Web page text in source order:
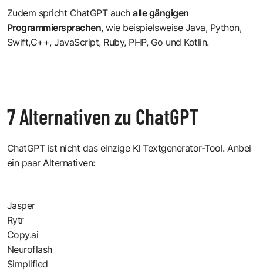
Zudem spricht ChatGPT auchalle gängigen
Programmiersprachen, wie beispielsweise Java, Python,
Swift,C++, JavaScript, Ruby, PHP, Go und Kotlin.
7 Alternativen zu ChatGPT
ChatGPT ist nicht das einzige KI Textgenerator-Tool. Anbei
ein paar Alternativen:
Jasper
Rytr
Copy.ai
Neuroflash
Simplified